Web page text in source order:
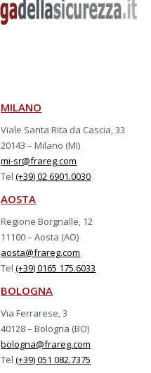
MILANO
Viale Santa Rita da Cascia, 33
20143 – Milano (MI)
mi-sr@frareg.com
Tel(+39) 02 6901.0030
AOSTA
Regione Borgnalle, 12
11100 – Aosta (AO)
aosta@frareg.com
Tel(+39) 0165 175.6033
BOLOGNA
Via Ferrarese, 3
40128 – Bologna (BO)
bologna@frareg.com
Tel(+39) 051 082.7375